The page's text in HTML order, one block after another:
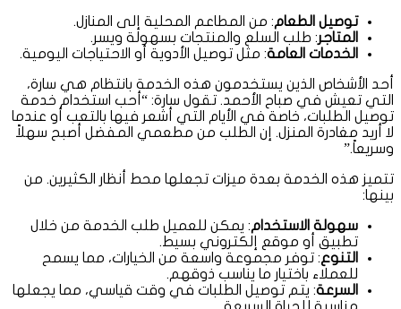
توصيل الطعام: من المطاعم المحلية إلى المنازل.
المتاجر: طلب السلع والمنتجات بسهولة ويسر.
الخدمات العامة: مثل توصيل الأدوية أو الاحتياجات اليومية.
أحد الأشخاص الذين يستخدمون هذه الخدمة بانتظام هي سارة،
التي تعيش في صباح الأحمد. تقول سارة: “أحب استخدام خدمة
توصيل الطلبات، خاصة في الأيام التي أشعر فيها بالتعب أو عندما
لا أريد مغادرة المنزل. إن الطلب من مطعمي المفضل أصبح سهلاً
وسريعاً.”
تتميز هذه الخدمة بعدة ميزات تجعلها محط أنظار الكثيرين. من
بينها:
سهولة الاستخدام: يمكن للعميل طلب الخدمة من خلال
تطبيق أو موقع إلكتروني بسيط.
التنوع: توفر مجموعة واسعة من الخيارات، مما يسمح
للعملاء باختيار ما يناسب ذوقهم.
السرعة: يتم توصيل الطلبات في وقت قياسي، مما يجعلها